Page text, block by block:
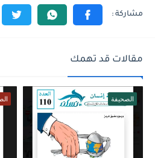
مقالات قد تهمك
الصحيفة